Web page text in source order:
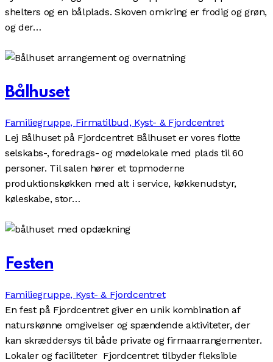
shelters og en bålplads. Skoven omkring er frodig og grøn,
og der…
Bålhuset
Familiegruppe, Firmatilbud, Kyst- & Fjordcentret
Lej Bålhuset på Fjordcentret Bålhuset er vores flotte
selskabs-, foredrags- og mødelokale med plads til 60
personer. Til salen hører et topmoderne
produktionskøkken med alt i service, køkkenudstyr,
køleskabe, stor…
Festen
Familiegruppe, Kyst- & Fjordcentret
En fest på Fjordcentret giver en unik kombination af
naturskønne omgivelser og spændende aktiviteter, der
kan skræddersys til både private og firmaarrangementer.
Lokaler og faciliteter Fjordcentret tilbyder fleksible